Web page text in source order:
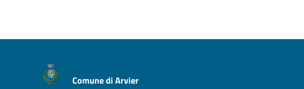
Comune di Arvier